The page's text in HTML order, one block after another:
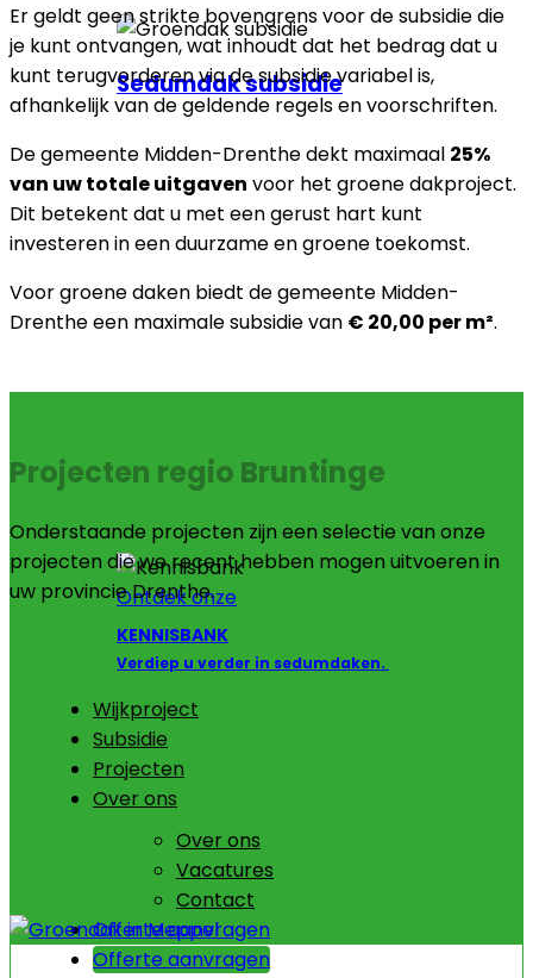
Sedumdak subsidie
Ontdek onze
KENNISBANK
Verdiep u verder in sedumdaken.
Wijkproject
Subsidie
Projecten
Over ons
Over ons
Vacatures
Contact
Offerte aanvragen
Offerte aanvragen
Er geldt geen strikte bovengrens voor de subsidie die
je kunt ontvangen, wat inhoudt dat het bedrag dat u
kunt terugvorderen via de subsidie variabel is,
afhankelijk van de geldende regels en voorschriften.
De gemeente Midden-Drenthe dekt maximaal 25%
van uw totale uitgaven voor het groene dakproject.
Dit betekent dat u met een gerust hart kunt
investeren in een duurzame en groene toekomst.
Voor groene daken biedt de gemeente Midden-
Drenthe een maximale subsidie van € 20,00 per m².
Projecten regio Bruntinge
Onderstaande projecten zijn een selectie van onze
projecten die we recent hebben mogen uitvoeren in
uw provincie Drenthe.